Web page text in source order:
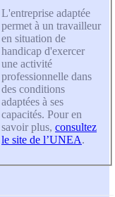
L'entreprise adaptée
permet à un travailleur
en situation de
handicap d'exercer
une activité
professionnelle dans
des conditions
adaptées à ses
capacités. Pour en
savoir plus, consultez
le site de l’UNEA.